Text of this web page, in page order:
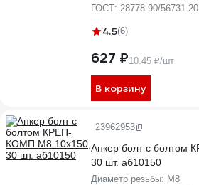
ГОСТ: 28778-90/56731-
4.5(6)
627 ₽10.45 ₽/шт
В корзину
23962953
Анкер болт с болтом
30 шт. аб10150
Диаметр резьбы: М8